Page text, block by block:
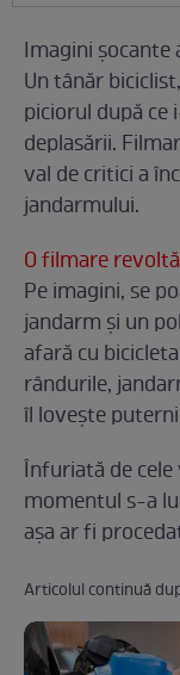
Imagini
Un tânăr
piciorul după
deplasării.
val de critici a
jandarmului.
O filmare
Pe imagini, se
jandarm și un
afară cu
rândurile,
îl lovește
Înfuriată de
momentul s-a
așa ar fi
Articolul continuă